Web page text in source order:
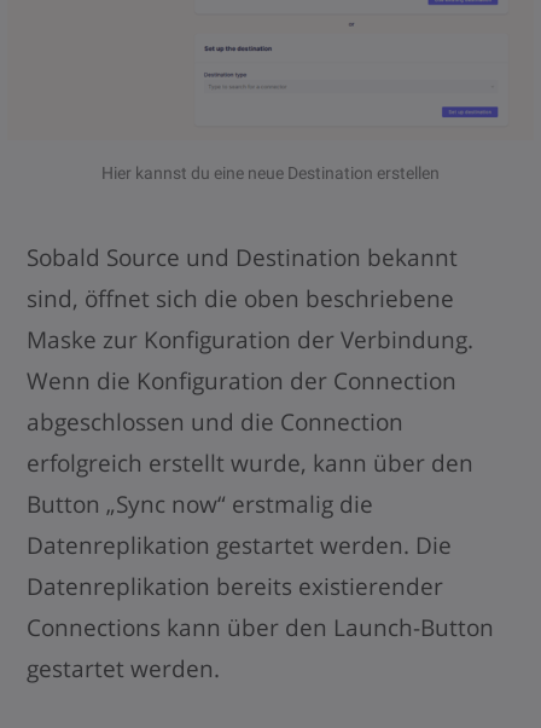
Hier kannst du eine neue Destination erstellen
Sobald Source und Destination bekannt
sind, öffnet sich die oben beschriebene
Maske zur Konfiguration der Verbindung.
Wenn die Konfiguration der Connection
abgeschlossen und die Connection
erfolgreich erstellt wurde, kann über den
Button „Sync now“ erstmalig die
Datenreplikation gestartet werden. Die
Datenreplikation bereits existierender
Connections kann über den Launch-Button
gestartet werden.